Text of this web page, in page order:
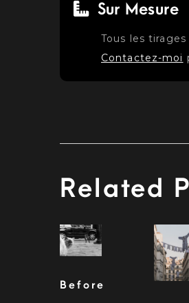
Sur Mesure
Tous les
Contactez-moi
Related
Before